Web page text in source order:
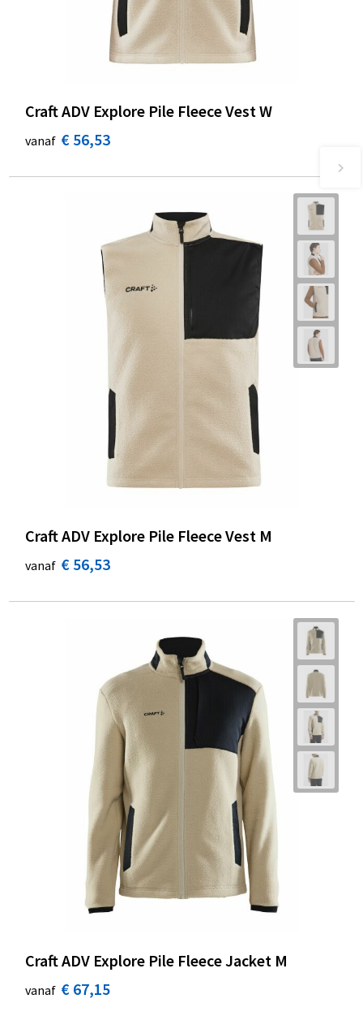
Craft ADV Explore Pile Fleece Vest W
vanaf € 56,53
Craft ADV Explore Pile Fleece Vest M
vanaf € 56,53
Craft ADV Explore Pile Fleece Jacket M
vanaf € 67,15